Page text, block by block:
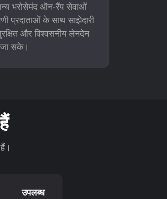
भरोसेमंद ऑन-रैंप सेवाओं
प्रदाताओं के साथ साझेदारी
और विश्वसनीय लेनदेन
जा सके।
उपलब्ध